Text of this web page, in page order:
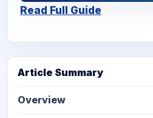
Read Full Guide
Article Summary
Overview